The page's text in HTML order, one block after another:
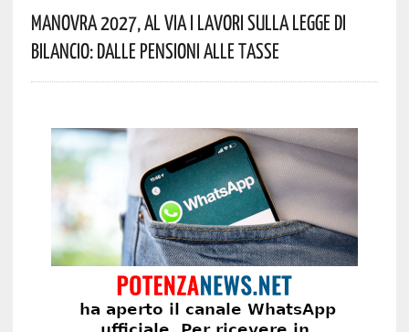
Manovra 2027, Al Via I Lavori Sulla Legge Di
Bilancio: Dalle Pensioni Alle Tasse